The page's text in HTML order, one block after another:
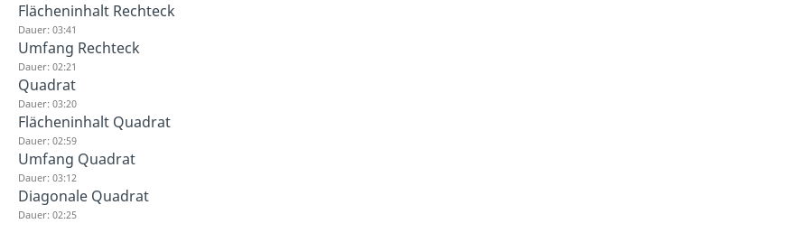
Flächeninhalt Rechteck
Dauer: 03:41
Umfang Rechteck
Dauer: 02:21
Quadrat
Dauer: 03:20
Flächeninhalt Quadrat
Dauer: 02:59
Umfang Quadrat
Dauer: 03:12
Diagonale Quadrat
Dauer: 02:25